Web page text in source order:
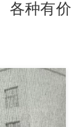
各种有价